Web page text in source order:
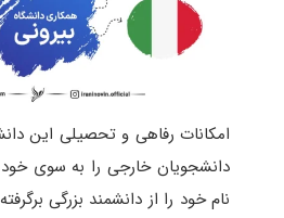
امکانات رفاهی و تحصیلی این
دانشجویان خارجی را به سوی
نام خود را از دانشمند بزرگی